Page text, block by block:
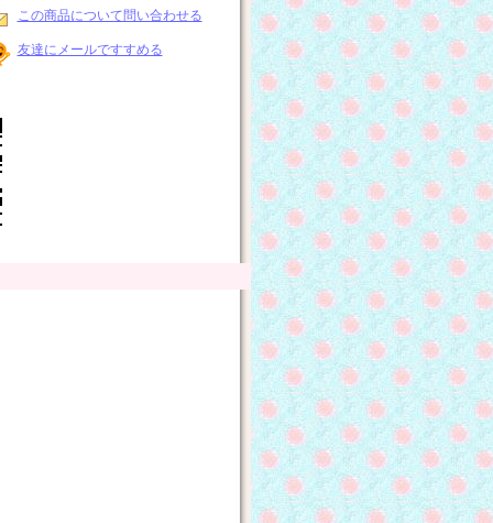
この商品について問い合わせる
友達にメールですすめる